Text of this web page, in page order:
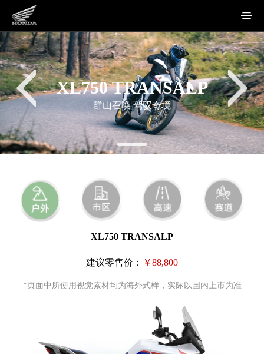
XL750 TRANSALP
群山召唤 驾驭奇境
XL750 TRANSALP
建议零售价： ￥88,800
*页面中所使用视觉素材均为海外式样，实际以国内上市为准